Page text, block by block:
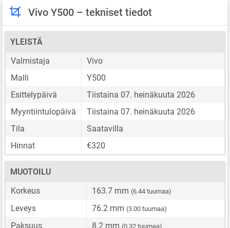
Vivo Y500 – tekniset tiedot
YLEISTÄ
Valmistaja
Vivo
Malli
Y500
Esittelypäivä
Tiistaina 07. heinäkuuta 2026
Myyntiintulopäivä
Tiistaina 07. heinäkuuta 2026
Tila
Saatavilla
Hinnat
€320
MUOTOILU
Korkeus
163.7 mm (6.44 tuumaa)
Leveys 76.2 mm (3.00 tuumaa)
Paksuus 8.2 mm (0.32 tuumaa)